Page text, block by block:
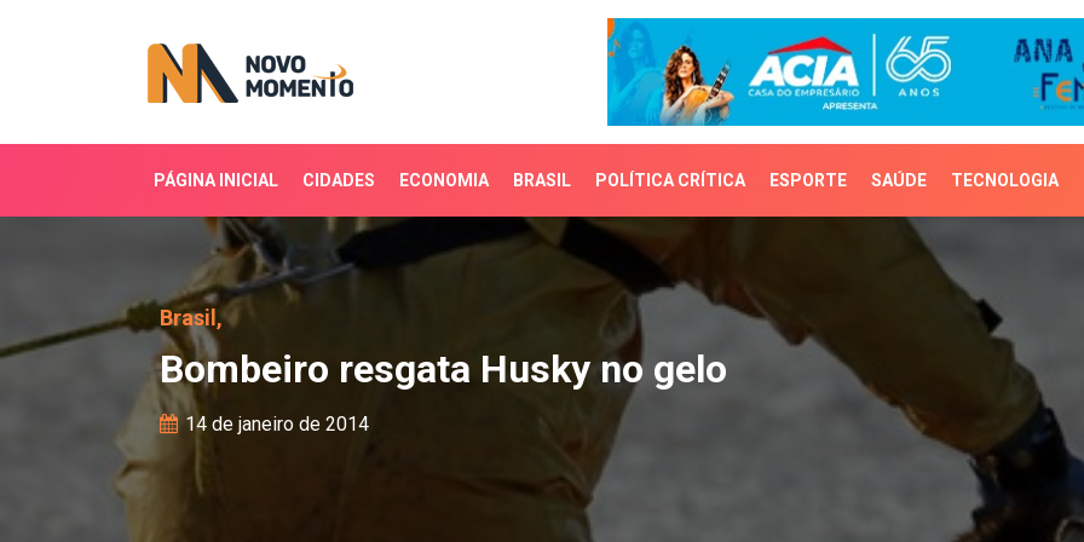
PÁGINA INICIAL CIDADES ECONOMIA BRASIL POLÍTICA CRÍTICA ESPORTE SAÚDE TECNOLOGIA
Bombeiro resgata Husky no gelo
Brasil,
Bombeiro resgata Husky no gelo
14 de janeiro de 2014